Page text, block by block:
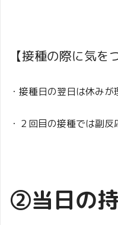
【接種の際に気を
・接種日の翌日は休みが
・２回目の接種では副
②当日の